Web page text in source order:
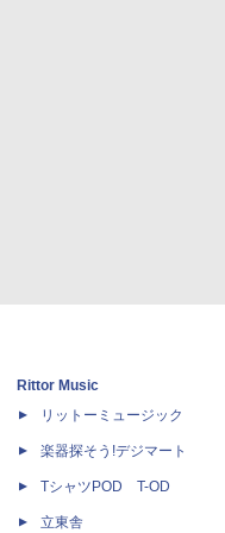
Rittor Music
リットーミュージック
楽器探そう!デジマート
TシャツPOD T-OD
立東舎